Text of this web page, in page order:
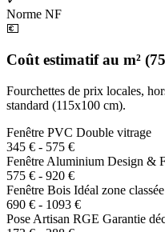
Norme NF
💶
Coût estimatif au m²
Fourchettes de prix locales,
standard (115x100 cm).
Fenêtre PVC Double vitrage
345 € - 575 €
Fenêtre Aluminium Design &
575 € - 920 €
Fenêtre Bois Idéal zone classée
690 € - 1093 €
Pose Artisan RGE Garantie